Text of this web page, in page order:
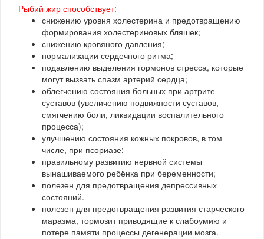
Рыбий жир способствует:
снижению уровня холестерина и предотвращению
формирования холестериновых бляшек;
снижению кровяного давления;
нормализации сердечного ритма;
подавлению выделения гормонов стресса, которые
могут вызвать спазм артерий сердца;
облегчению состояния больных при артрите
суставов (увеличению подвижности суставов,
смягчению боли, ликвидации воспалительного
процесса);
улучшению состояния кожных покровов, в том
числе, при псориазе;
правильному развитию нервной системы
вынашиваемого ребёнка при беременности;
полезен для предотвращения депрессивных
состояний.
полезен для предотвращения развития старческого
маразма, тормозит приводящие к слабоумию и
потере памяти процессы дегенерации мозга.